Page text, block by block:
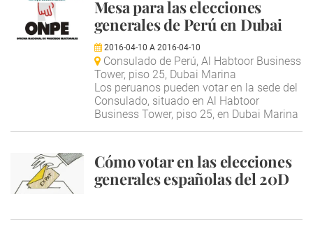
Mesa para las elecciones
generales de Perú en Dubai
2016-04-10 A 2016-04-10
Consulado de Perú, Al Habtoor Business
Tower, piso 25, Dubai Marina
Los peruanos pueden votar en la sede del
Consulado, situado en Al Habtoor
Business Tower, piso 25, en Dubai Marina
Cómo votar en las elecciones
generales españolas del 20D